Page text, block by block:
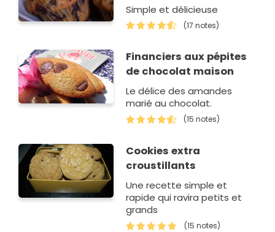
Simple et délicieuse
(17 notes)
Financiers aux pépites
de chocolat maison
Le délice des amandes
marié au chocolat.
(15 notes)
Cookies extra
croustillants
Une recette simple et
rapide qui ravira petits et
grands
(15 notes)